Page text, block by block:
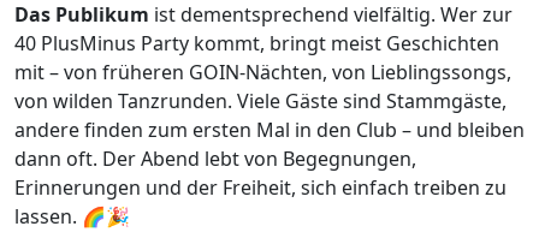
Das Publikum ist dementsprechend vielfältig. Wer zur
40 PlusMinus Party kommt, bringt meist Geschichten
mit – von früheren GOIN-Nächten, von Lieblingssongs,
von wilden Tanzrunden. Viele Gäste sind Stammgäste,
andere finden zum ersten Mal in den Club – und bleiben
dann oft. Der Abend lebt von Begegnungen,
Erinnerungen und der Freiheit, sich einfach treiben zu
lassen. 🌈🎉